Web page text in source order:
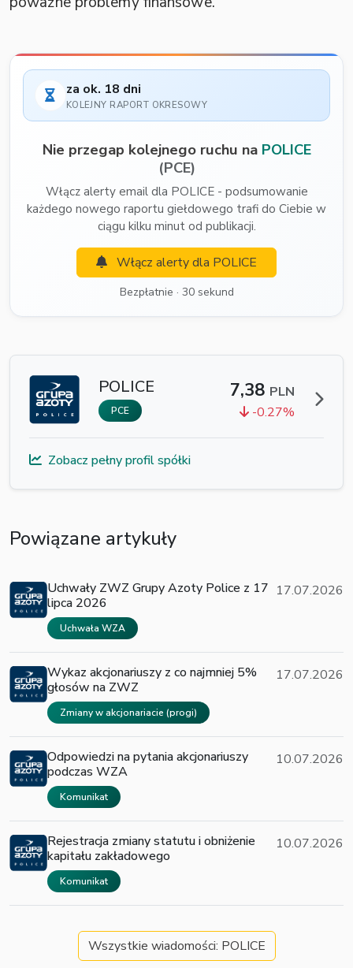
za ok. 18 dni
KOLEJNY RAPORT OKRESOWY
Nie przegap kolejnego ruchu na POLICE
(PCE)
Włącz alerty email dla POLICE - podsumowanie
każdego nowego raportu giełdowego trafi do Ciebie w
ciągu kilku minut od publikacji.
Włącz alerty dla POLICE
Bezpłatnie · 30 sekund
POLICE
PCE
7,38 PLN
-0.27%
Zobacz pełny profil spółki
Powiązane artykuły
Uchwały ZWZ Grupy Azoty Police z 17
lipca 2026
Uchwała WZA
17.07.2026
Wykaz akcjonariuszy z co najmniej 5%
głosów na ZWZ
Zmiany w akcjonariacie (progi)
17.07.2026
Odpowiedzi na pytania akcjonariuszy
podczas WZA
Komunikat
10.07.2026
Rejestracja zmiany statutu i obniżenie
kapitału zakładowego
Komunikat
10.07.2026
Wszystkie wiadomości: POLICE